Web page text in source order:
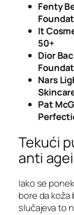
Fenty
It
50+
Dior
Nars
Pat
Tekući
anti
Iako se
bore da koža
slučajeva to